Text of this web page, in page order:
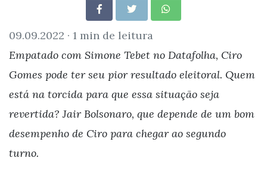
09.09.2022 · 1 min de leitura
Empatado com Simone Tebet no Datafolha, Ciro
Gomes pode ter seu pior resultado eleitoral. Quem
está na torcida para que essa situação seja
revertida? Jair Bolsonaro, que depende de um bom
desempenho de Ciro para chegar ao segundo
turno.